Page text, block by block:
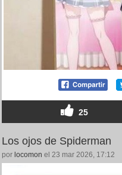
25
Los ojos de Spiderman
por locomon el 23 mar 2026, 17:12